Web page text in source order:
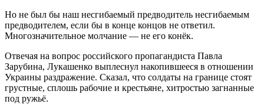
Но не был бы наш несгибаемый предводитель несгибаемым
предводителем, если бы в конце концов не ответил.
Многозначительное молчание — не его конёк.
Отвечая на вопрос российского пропагандиста Павла
Зарубина, Лукашенко выплеснул накопившееся в отношении
Украины раздражение. Сказал, что солдаты на границе стоят
грустные, сплошь рабочие и крестьяне, хитростью загнанные
под ружьё.